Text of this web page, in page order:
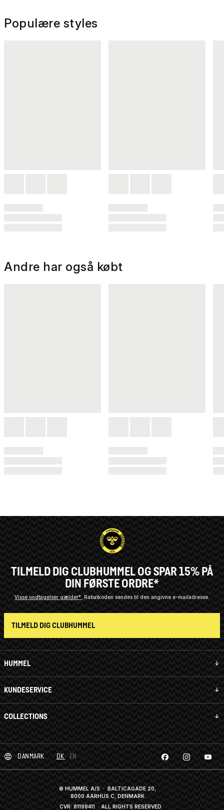
Populære styles
Andre har også købt
HUMMEL
KUNDESERVICE
COLLECTIONS
TILMELD DIG CLUBHUMMEL OG SPAR 15% PÅ
DIN FØRSTE ORDRE*
Visse undtagelser gælder* Rabatkoden sendes til den angivne e-mailadresse.
TILMELD DIG CLUBHUMMEL
DANMARK DK EN
© HUMMEL A/S · BALTICAGADE 20,
8000 AARHUS C, DENMARK
CVR: 81198411· ALL RIGHTS RESERVED